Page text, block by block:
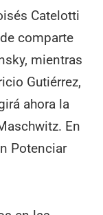
Catelotti
comparte
mientras
Gutiérrez,
ahora la
En
Potenciar